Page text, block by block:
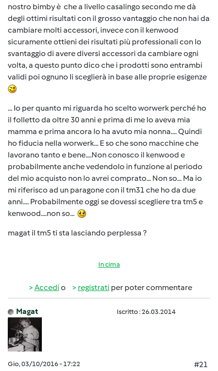
nostro bimby è che a livello casalingo secondo me dà
degli ottimi risultati con il grosso vantaggio che non hai da
cambiare molti accessori, invece con il kenwood
sicuramente ottieni dei risultati più professionali con lo
svantaggio di avere diversi accessori da cambiare ogni
volta, a questo punto dico che i prodotti sono entrambi
validi poi ognuno li sceglierà in base alle proprie esigenze
... Io per quanto mi riguarda ho scelto worwerk perché ho
il folletto da oltre 30 anni e prima di me lo aveva mia
mamma e prima ancora lo ha avuto mia nonna.... Quindi
ho fiducia nella worwerk... E so che sono macchine che
lavorano tanto e bene....Non conosco il kenwood e
probabilmente anche vedendolo in funzione al periodo
del mio acquisto non lo avrei comprato... Non so... Ma io
mi riferisco ad un paragone con il tm31 che ho da due
anni.... Probabilmente oggi se dovessi scegliere tra tm5 e
kenwood....non so...
magat il tm5 ti sta lasciando perplessa ?
In cima
Accedi o registrati per poter commentare
Magat Iscritto : 26.03.2014
Gio, 03/10/2016 - 17:22
#21